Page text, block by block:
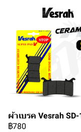
ผ้าเบรค Vesrah SD-
฿780